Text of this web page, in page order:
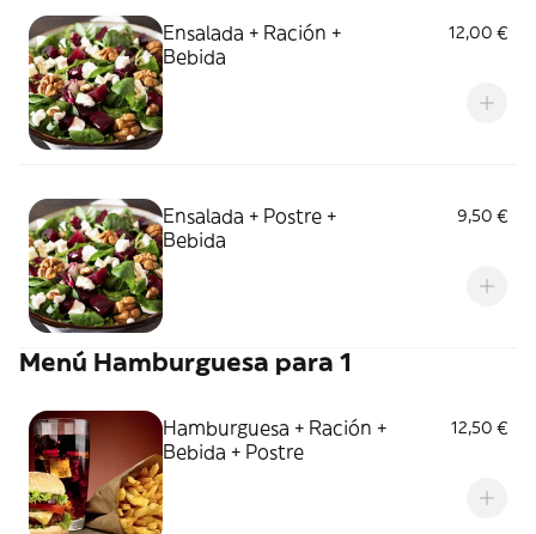
Ensalada + Ración +
Bebida
12,00 €
Ensalada + Postre +
Bebida
9,50 €
Menú Hamburguesa para 1
Hamburguesa + Ración +
Bebida + Postre
12,50 €